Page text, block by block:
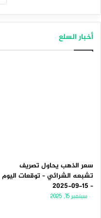
أخبار السلع
سعر الذهب يحاول تصريف
تشبعه الشرائي – توقعات اليوم
– 15-09-2025
سبتمبر 15, 2025